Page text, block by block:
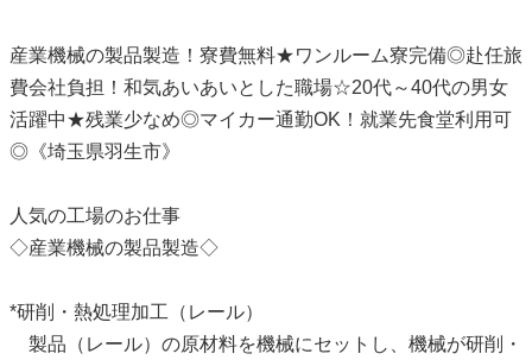
産業機械の製品製造！寮費無料★ワンルーム寮完備◎赴任旅
費会社負担！和気あいあいとした職場☆20代～40代の男女
活躍中★残業少なめ◎マイカー通勤OK！就業先食堂利用可
◎《埼玉県羽生市》
人気の工場のお仕事
◇産業機械の製品製造◇
*研削・熱処理加工（レール）
製品（レール）の原材料を機械にセットし、機械が研削・